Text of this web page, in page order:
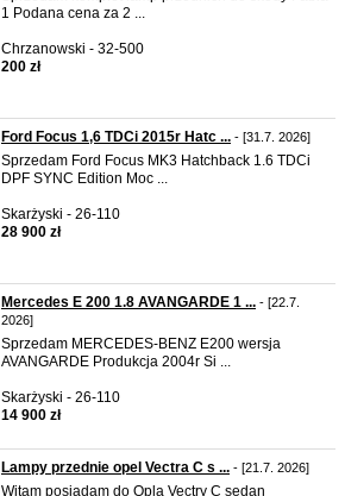
1 Podana cena za 2 ...
Chrzanowski - 32-500
200 zł
Ford Focus 1,6 TDCi 2015r Hatc ... - [31.7. 2026]
Sprzedam Ford Focus MK3 Hatchback 1.6 TDCi
DPF SYNC Edition Moc ...
Skarżyski - 26-110
28 900 zł
Mercedes E 200 1.8 AVANGARDE 1 ... - [22.7.
2026]
Sprzedam MERCEDES-BENZ E200 wersja
AVANGARDE Produkcja 2004r Si ...
Skarżyski - 26-110
14 900 zł
Lampy przednie opel Vectra C s ... - [21.7. 2026]
Witam posiadam do Opla Vectry C sedan